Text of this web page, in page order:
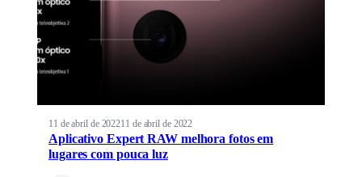
11 de abril de 202211 de abril de 2022
Aplicativo Expert RAW melhora fotos em
lugares com pouca luz